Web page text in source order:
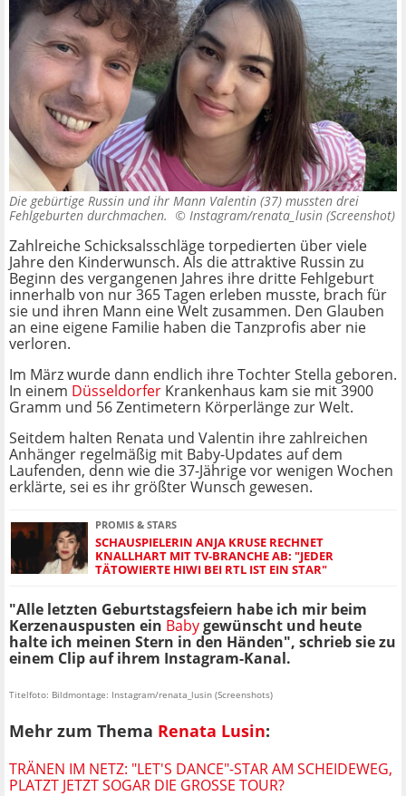
Die gebürtige Russin und ihr Mann Valentin (37) mussten drei
Fehlgeburten durchmachen. © Instagram/renata_lusin (Screenshot)
Zahlreiche Schicksalsschläge torpedierten über viele
Jahre den Kinderwunsch. Als die attraktive Russin zu
Beginn des vergangenen Jahres ihre dritte Fehlgeburt
innerhalb von nur 365 Tagen erleben musste, brach für
sie und ihren Mann eine Welt zusammen. Den Glauben
an eine eigene Familie haben die Tanzprofis aber nie
verloren.
Im März wurde dann endlich ihre Tochter Stella geboren.
In einem Düsseldorfer Krankenhaus kam sie mit 3900
Gramm und 56 Zentimetern Körperlänge zur Welt.
Seitdem halten Renata und Valentin ihre zahlreichen
Anhänger regelmäßig mit Baby-Updates auf dem
Laufenden, denn wie die 37-Jährige vor wenigen Wochen
erklärte, sei es ihr größter Wunsch gewesen.
PROMIS & STARS
SCHAUSPIELERIN ANJA KRUSE RECHNET
KNALLHART MIT TV-BRANCHE AB: "JEDER
TÄTOWIERTE HIWI BEI RTL IST EIN STAR"
"Alle letzten Geburtstagsfeiern habe ich mir beim
Kerzenauspusten ein Babygewünscht und heute
halte ich meinen Stern in den Händen", schrieb sie zu
einem Clip auf ihrem Instagram-Kanal.
Titelfoto: Bildmontage: Instagram/renata_lusin (Screenshots)
Mehr zum Thema Renata Lusin:
TRÄNEN IM NETZ: "LET'S DANCE"-STAR AM SCHEIDEWEG,
PLATZT JETZT SOGAR DIE GROSSE TOUR?